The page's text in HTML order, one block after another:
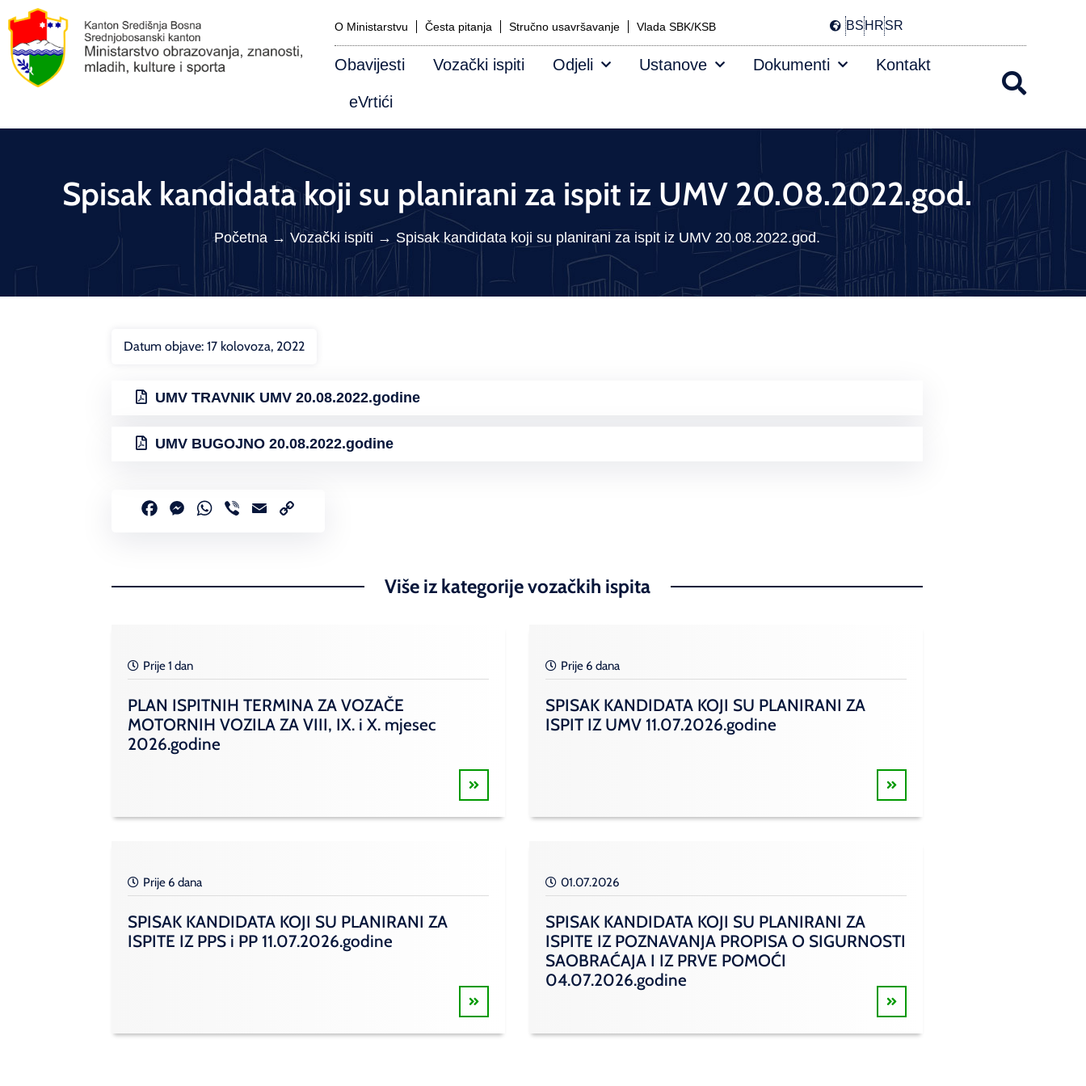
O Ministarstvu Česta pitanja Stručno usavršavanje Vlada SBK/KSB BSHRSR
Obavijesti Vozački ispiti Odjeli Ustanove Dokumenti Kontakt
eVrtići
Spisak kandidata koji su planirani za ispit iz UMV 20.08.2022.god.
Početna → Vozački ispiti → Spisak kandidata koji su planirani za ispit iz UMV 20.08.2022.god.
Datum objave: 17 kolovoza, 2022
UMV TRAVNIK UMV 20.08.2022.godine
UMV BUGOJNO 20.08.2022.godine
FacebookMessenger
WhatsApp
Viber Email
Više iz kategorije vozačkih ispita
Prije 1 dan
PLAN ISPITNIH TERMINA ZA VOZAČE
MOTORNIH VOZILA ZA VIII, IX. i X. mjesec
2026.godine
Prije 6 dana
SPISAK KANDIDATA KOJI SU PLANIRANI ZA
ISPIT IZ UMV 11.07.2026.godine
Prije 6 dana
SPISAK KANDIDATA KOJI SU PLANIRANI ZA
ISPITE IZ PPS i PP 11.07.2026.godine
01.07.2026
SPISAK KANDIDATA KOJI SU PLANIRANI ZA
ISPITE IZ POZNAVANJA PROPISA O SIGURNOSTI
SAOBRAĆAJA I IZ PRVE POMOĆI
04.07.2026.godine